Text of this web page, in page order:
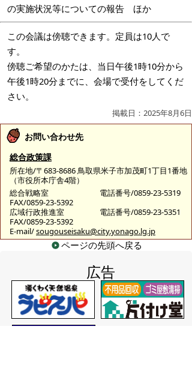
の実施状況等についての報告 ほか
この会議は傍聴できます。定員は10人で
す。
傍聴ご希望のかたは、当日午後1時10分から
午後1時20分までに、会場で受付をしてくだ
さい。
掲載日：2025年8月6日
お問い合わせ先
総合政策課
所在地/〒683-8686 鳥取県米子市加茂町1丁目1番地
（市役所本庁舎4階）
総合戦略室
電話番号/0859-23-5319
FAX/0859-23-5392
広域行政推進室
電話番号/0859-23-5351
FAX/0859-23-5392
E-mail/sougouseisaku@city.yonago.lg.jp
ページの先頭へ戻る
広告